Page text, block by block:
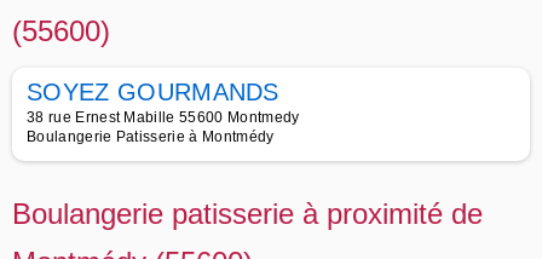
(55600)
SOYEZ GOURMANDS
38 rue Ernest Mabille 55600 Montmedy
Boulangerie Patisserie à Montmédy
Boulangerie patisserie à proximité de